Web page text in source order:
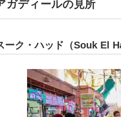
ガディールの見所
ーク・ハッド（Souk El